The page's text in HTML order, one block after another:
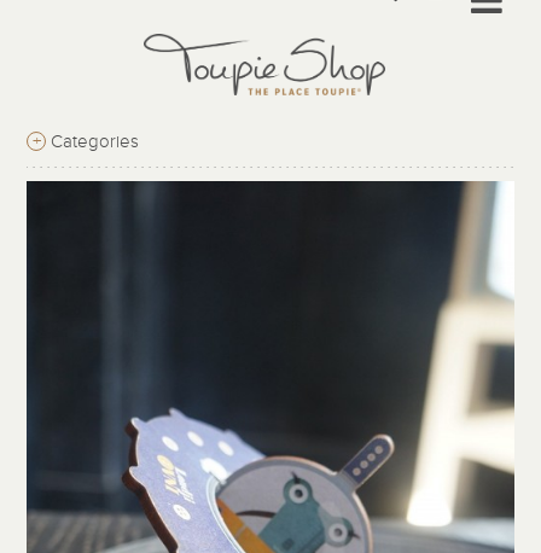
+ Categories